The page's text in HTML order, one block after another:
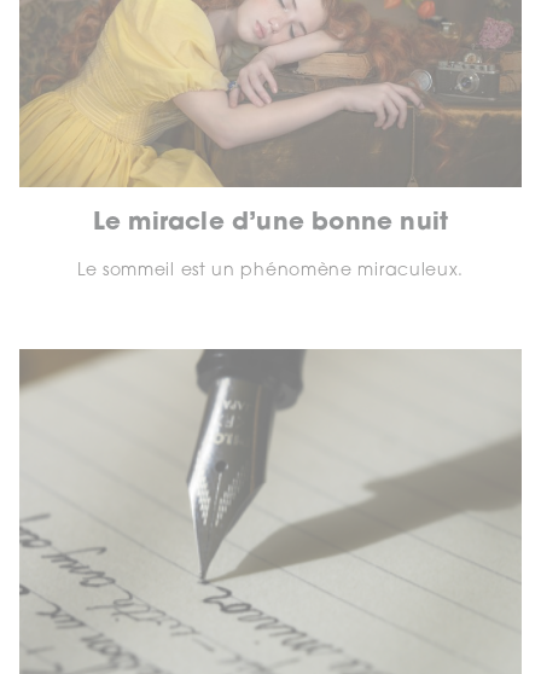
Le miracle d’une bonne nuit
Le sommeil est un phénomène miraculeux.